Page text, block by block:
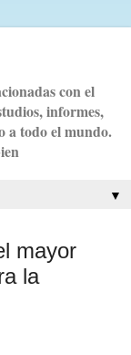
con el
informes,
a todo el mundo.
▼
mayor
la